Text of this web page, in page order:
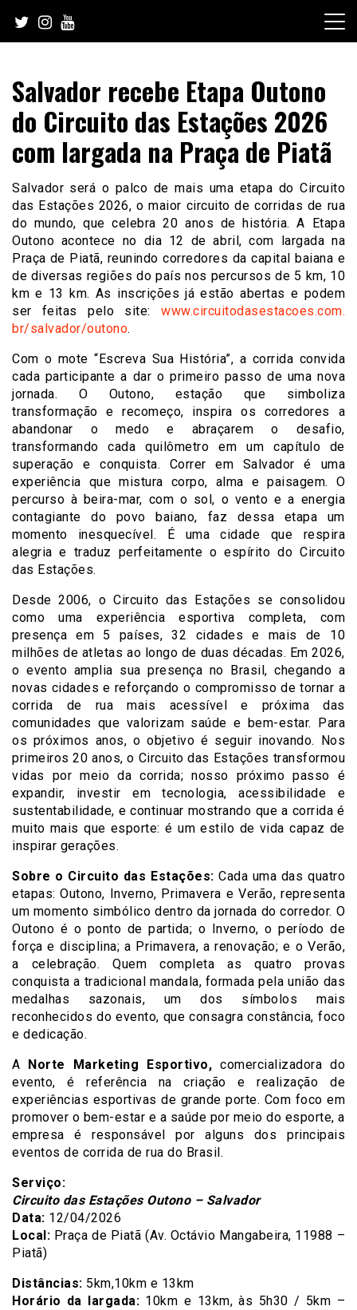
content
Salvador recebe Etapa Outono
do Circuito das Estações 2026
com largada na Praça de Piatã
Salvador será o palco de mais uma etapa do Circuito
das Estações 2026, o maior circuito de corridas de rua
do mundo, que celebra 20 anos de história. A Etapa
Outono acontece no dia 12 de abril, com largada na
Praça de Piatã, reunindo corredores da capital baiana e
de diversas regiões do país nos percursos de 5 km, 10
km e 13 km. As inscrições já estão abertas e podem
ser feitas pelo site: www.circuitodasestacoes.com.
br/salvador/outono.
Com o mote “Escreva Sua História”, a corrida convida
cada participante a dar o primeiro passo de uma nova
jornada. O Outono, estação que simboliza
transformação e recomeço, inspira os corredores a
abandonar o medo e abraçarem o desafio,
transformando cada quilômetro em um capítulo de
superação e conquista. Correr em Salvador é uma
experiência que mistura corpo, alma e paisagem. O
percurso à beira-mar, com o sol, o vento e a energia
contagiante do povo baiano, faz dessa etapa um
momento inesquecível. É uma cidade que respira
alegria e traduz perfeitamente o espírito do Circuito
das Estações.
Desde 2006, o Circuito das Estações se consolidou
como uma experiência esportiva completa, com
presença em 5 países, 32 cidades e mais de 10
milhões de atletas ao longo de duas décadas. Em 2026,
o evento amplia sua presença no Brasil, chegando a
novas cidades e reforçando o compromisso de tornar a
corrida de rua mais acessível e próxima das
comunidades que valorizam saúde e bem-estar. Para
os próximos anos, o objetivo é seguir inovando. Nos
primeiros 20 anos, o Circuito das Estações transformou
vidas por meio da corrida; nosso próximo passo é
expandir, investir em tecnologia, acessibilidade e
sustentabilidade, e continuar mostrando que a corrida é
muito mais que esporte: é um estilo de vida capaz de
inspirar gerações.
Sobre o Circuito das Estações:Cada uma das quatro
etapas: Outono, Inverno, Primavera e Verão, representa
um momento simbólico dentro da jornada do corredor. O
Outono é o ponto de partida; o Inverno, o período de
força e disciplina; a Primavera, a renovação; e o Verão,
a celebração. Quem completa as quatro provas
conquista a tradicional mandala, formada pela união das
medalhas sazonais, um dos símbolos mais
reconhecidos do evento, que consagra constância, foco
e dedicação.
A Norte Marketing Esportivo, comercializadora do
evento, é referência na criação e realização de
experiências esportivas de grande porte. Com foco em
promover o bem-estar e a saúde por meio do esporte, a
empresa é responsável por alguns dos principais
eventos de corrida de rua do Brasil.
Serviço:
Circuito das Estações Outono – Salvador
Data: 12/04/2026
Local: Praça de Piatã (Av. Octávio Mangabeira, 11988 –
Piatã)
Distâncias: 5km,10km e 13km
Horário da largada: 10km e 13km, às 5h30 / 5km –